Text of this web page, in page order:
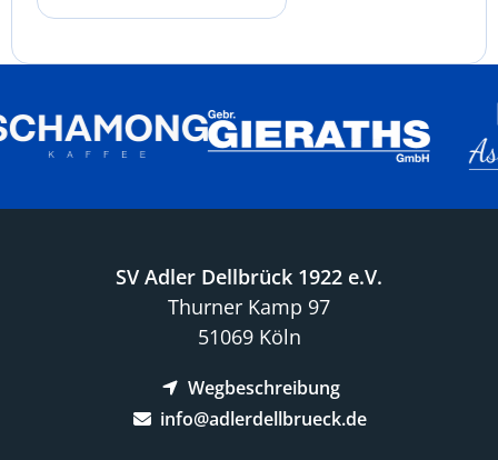
SV Adler Dellbrück 1922 e.V.
Thurner Kamp 97
51069 Köln
Wegbeschreibung
info@adlerdellbrueck.de